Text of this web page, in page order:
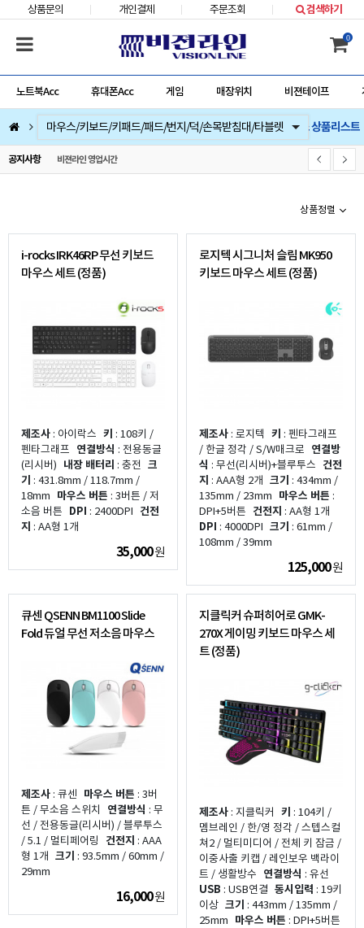
상품문의 개인결제 주문조회 검색하기
0
노트북Acc 휴대폰Acc 게임 매장위치 비젼테이프
컴퓨터부품
베스트 상품
컴퓨터주변기기
저장장치/네트웍/케이블/배터리/충전기/잠금장치
마우스/키보드/키패드/패드/번지/덕/손목받침대/타블렛
스피커/이어폰/헤드셋/거치대/마이크
게임
노트북Acc
게임슬라이더
휴대폰Acc 키보드 & 마우스 상품리스트
공지사항
비젼라인 영업시간
상품정렬
i-rocks IRK46RP 무선 키보드
마우스 세트 (정품)
제조사 : 아이락스 키 : 108키 /
펜타그래프 연결방식 : 전용동글
(리시버) 내장 배터리 : 충전 크
기 : 431.8mm / 118.7mm /
18mm 마우스 버튼 : 3버튼 / 저
소음 버튼 DPI : 2400DPI 건전
지 : AA형 1개
35,000원
로지텍 시그니처 슬림 MK950
키보드 마우스 세트 (정품)
제조사 : 로지텍 키 : 펜타그래프
/ 한글 정각 / S/W매크로 연결방
식 : 무선(리시버)+블루투스 건전
지 : AAA형 2개 크기 : 434mm /
135mm / 23mm 마우스 버튼 :
DPI+5버튼 건전지 : AA형 1개
DPI : 4000DPI 크기 : 61mm /
108mm / 39mm
125,000원
큐센 QSENN BM1100 Slide
Fold 듀얼 무선 저소음 마우스
제조사 : 큐센 마우스 버튼 : 3버
튼 / 무소음 스위치
연결방식 : 무
선 / 전용동글(리시버) / 블루투스
/ 5.1 / 멀티페어링
건전지 : AAA
형 1개 크기 : 93.5mm / 60mm /
29mm
16,000원
지클릭커 슈퍼히어로 GMK-
270X 게이밍 키보드 마우스 세
트 (정품)
제조사 : 지클릭커 키 : 104키 /
멤브레인 / 한/영 정각 / 스텝스컬
쳐2 / 멀티미디어 / 전체 키 잠금 /
이중사출 키캡 / 레인보우 백라이
트 / 생활방수 연결방식 : 유선
USB : USB연결 동시입력 : 19키
이상 크기 : 443mm / 135mm /
25mm 마우스 버튼 : DPI+5버튼